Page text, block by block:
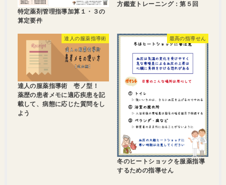
特定薬剤管理指導加算１・３の
算定要件
方鑑査トレーニング：第５回
達人の服薬指導術
達人の服薬指導術 壱ノ型！
薬歴の患者メモに適応疾患を記
載して、病態に応じた質問をし
よう
最高の指導せん
冬のヒートショックを服薬指導
するための指導せん